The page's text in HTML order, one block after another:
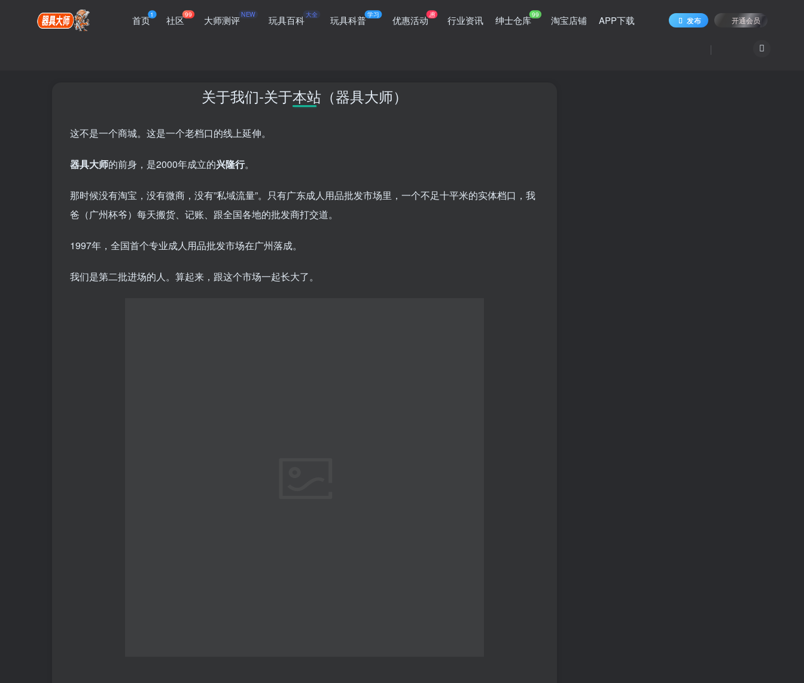
首页1 社区99 大师测评NEW 玩具百科大全 玩具科普学习 优惠活动惠 行业资讯 绅士仓库99 淘宝店铺 APP下载 发布 开通会员
关于我们-关于本站（器具大师）
这不是一个商城。这是一个老档口的线上延伸。
器具大师的前身，是2000年成立的兴隆行。
那时候没有淘宝，没有微商，没有”私域流量”。只有广东成人用品批发市场里，一个不足十平米的实体档口，我
爸（广州杯爷）每天搬货、记账、跟全国各地的批发商打交道。
1997年，全国首个专业成人用品批发市场在广州落成。
我们是第二批进场的人。算起来，跟这个市场一起长大了。